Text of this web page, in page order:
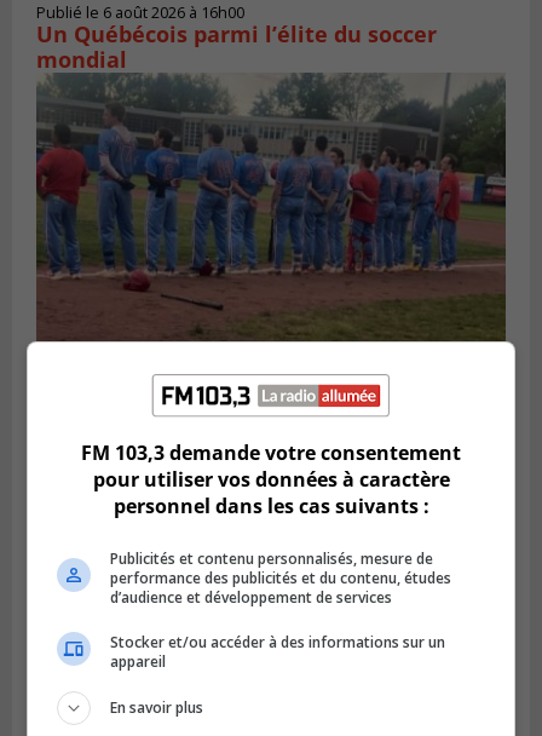
Publié le 6 août 2026 à 16h00
Un Québécois parmi l’élite du soccer
mondial
Publié le 6 août 2026 à 05h11
Une poussée tardive propulse les Ducs
vers la victoire à Laval
FM 103,3 demande votre consentement
pour utiliser vos données à caractère
personnel dans les cas suivants :
Publicités et contenu personnalisés, mesure de
performance des publicités et du contenu, études
d’audience et développement de services
Stocker et/ou accéder à des informations sur un
appareil
En savoir plus